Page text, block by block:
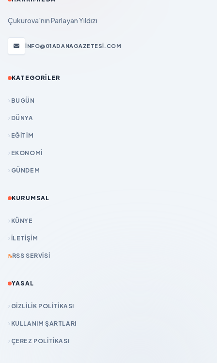
Çukurova'nın Parlayan Yıldızı
INFO@01ADANAGAZETESI.COM
KATEGORILER
BUGÜN
DÜNYA
EĞİTİM
EKONOMİ
GÜNDEM
KURUMSAL
KÜNYE
İLETIŞIM
RSS SERVISI
YASAL
GIZLILIK POLITIKASI
KULLANIM ŞARTLARI
ÇEREZ POLITIKASI